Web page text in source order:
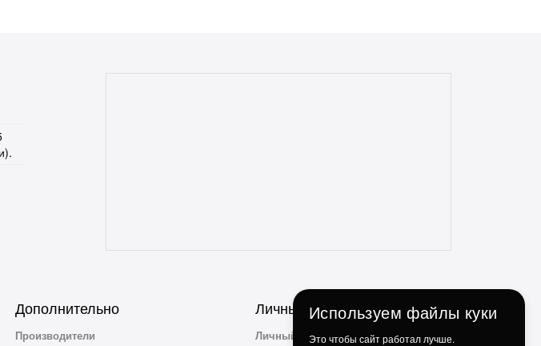
Дополнительно
Производители
Личный Кабинет
Личный Кабинет
Используем файлы куки
Это чтобы сайт работал лучше.